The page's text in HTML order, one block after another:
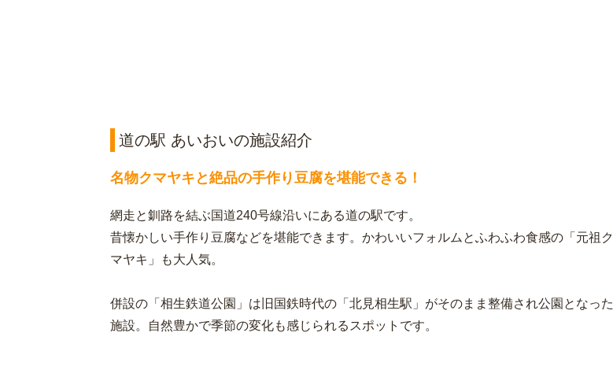
道の駅 あいおいの施設紹介
名物クマヤキと絶品の手作り豆腐を堪能できる！
網走と釧路を結ぶ国道240号線沿いにある道の駅です。
昔懐かしい手作り豆腐などを堪能できます。かわいいフォルムとふわふわ食感の「元祖ク
マヤキ」も大人気。
併設の「相生鉄道公園」は旧国鉄時代の「北見相生駅」がそのまま整備され公園となった
施設。自然豊かで季節の変化も感じられるスポットです。